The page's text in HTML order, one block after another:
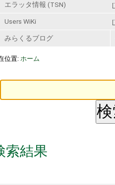
エラッタ情報 (TSN)
Users WiKi
みらくるブログ
位置: ホーム
索結果